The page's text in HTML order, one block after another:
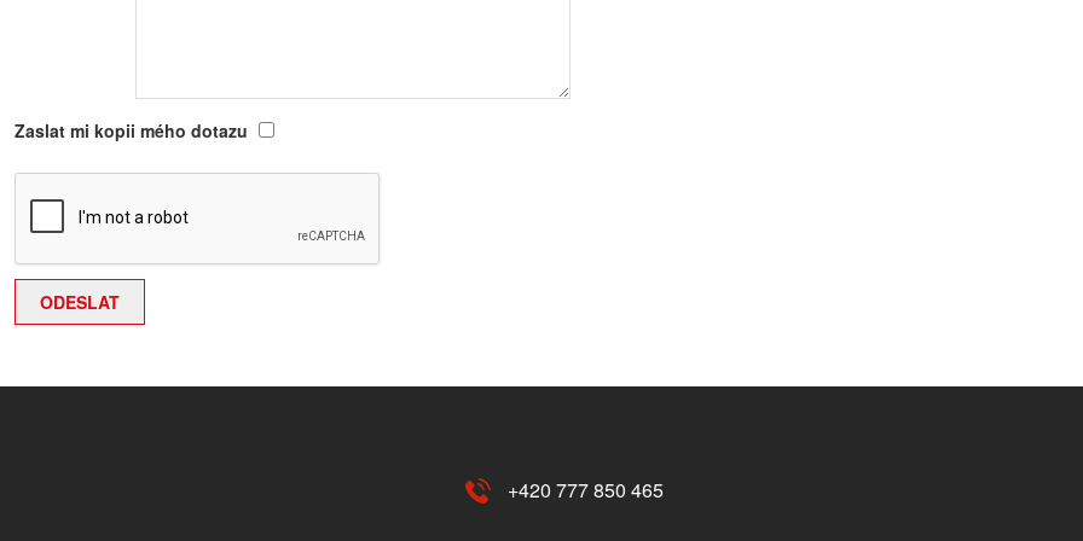
Zaslat mi kopii mého dotazu
+420 777 850 465